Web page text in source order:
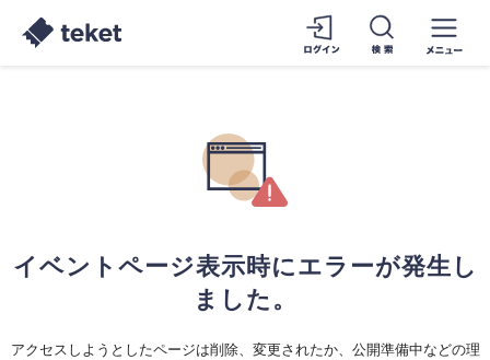
イベントページ表示時にエラーが発生し
ました。
アクセスしようとしたページは削除、変更されたか、公開準備中などの理